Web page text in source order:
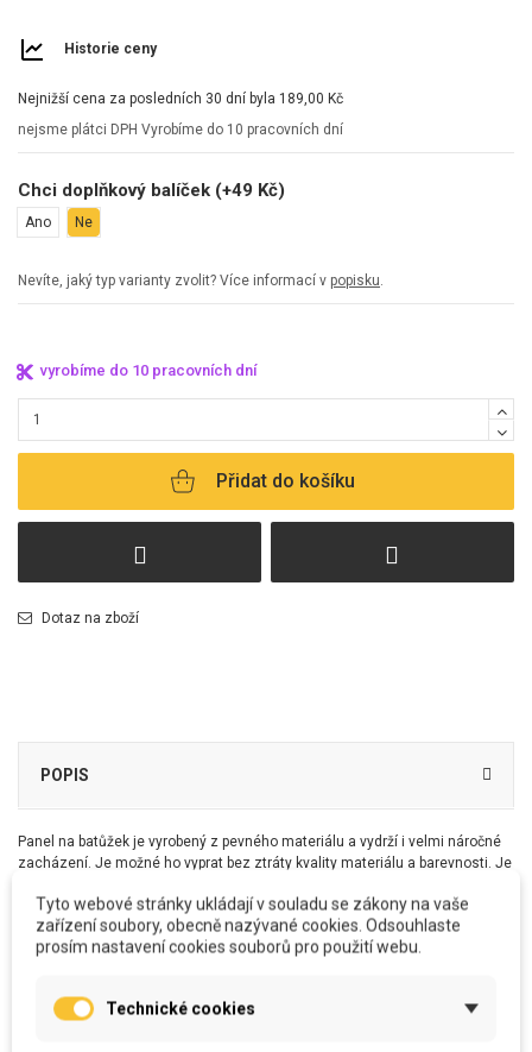
Historie ceny
Nejnižší cena za posledních 30 dní byla 189,00 Kč
nejsme plátci DPH Vyrobíme do 10 pracovních dní
Chci doplňkový balíček (+49 Kč)
Ano Ne
Nevíte, jaký typ varianty zvolit? Více informací v popisku.
vyrobíme do 10 pracovních dní
Přidat do košíku
Dotaz na zboží
POPIS
Panel na batůžek je vyrobený z pevného materiálu a vydrží i velmi náročné
zacházení. Je možné ho vyprat bez ztráty kvality materiálu a barevnosti. Je
Na jeho kompletní výrobu budete ještě potřebovat další drobnosti, které buď
máte doma, nebo můžete zakoupit doplňkový set, který obsahuje
Výplň na list
shodné s fotografií.
Šňůrka- 100% PES kulatá šňůrka 3 mm
Tyto webové stránky ukládají v souladu se zákony na vaše
zařízení soubory, obecně nazývané cookies. Odsouhlaste
prosím nastavení cookies souborů pro použití webu.
Technické cookies